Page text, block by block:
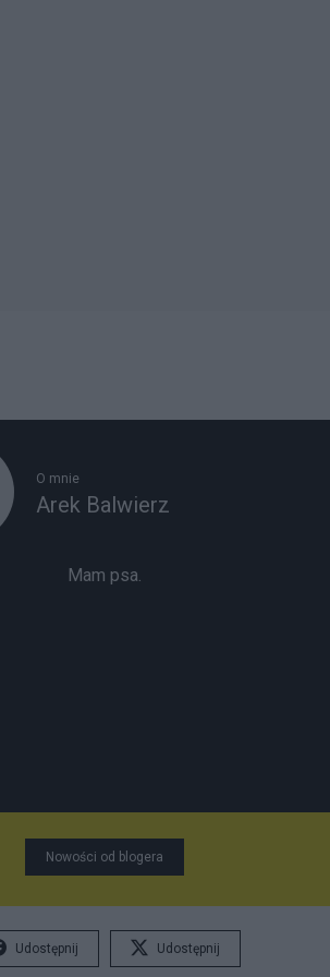
O mnie
Arek Balwierz
Mam psa.
Nowości od blogera
Udostępnij Udostępnij